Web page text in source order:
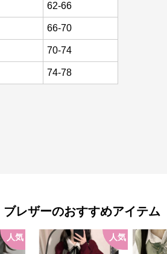
62-66
66-70
70-74
74-78
ブレザーのおすすめアイテム
人気 人気